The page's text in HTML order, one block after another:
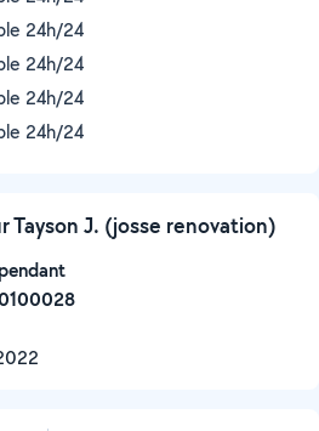
24h/24
24h/24
24h/24
24h/24
Tayson J. (josse renovation)